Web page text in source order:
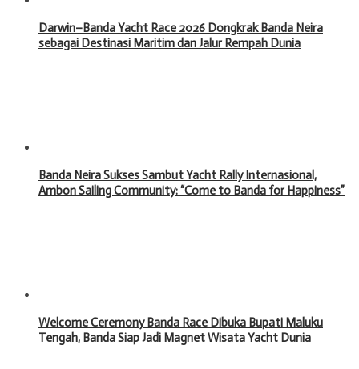
Darwin–Banda Yacht Race 2026 Dongkrak Banda Neira
sebagai Destinasi Maritim dan Jalur Rempah Dunia
Banda Neira Sukses Sambut Yacht Rally Internasional,
Ambon Sailing Community: “Come to Banda for Happiness”
Welcome Ceremony Banda Race Dibuka Bupati Maluku
Tengah, Banda Siap Jadi Magnet Wisata Yacht Dunia